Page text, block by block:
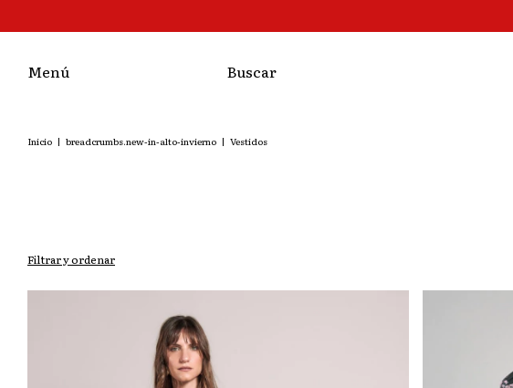
Menú Buscar
Inicio | breadcrumbs.new-in-alto-invierno | Vestidos
Filtrar y ordenar